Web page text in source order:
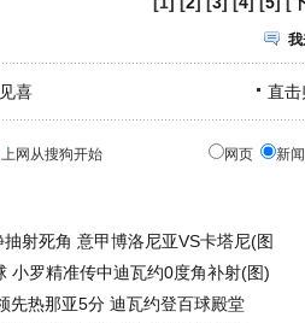
我
喜 直击
上网从搜狗开始 网页 新闻
射死角 意甲博洛尼亚VS卡塔尼(图
小罗精准传中迪瓦约0度角补射(图)
先热那亚5分 迪瓦约登百球殿堂